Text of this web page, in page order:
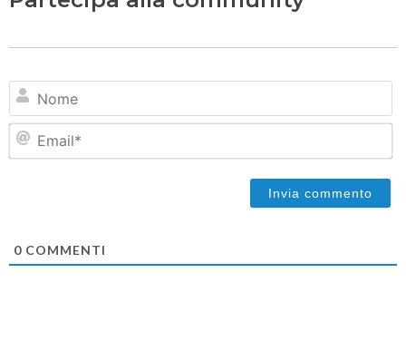
0 COMMENTI